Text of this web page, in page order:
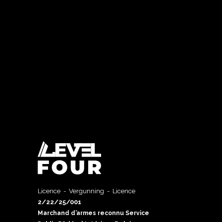
Licence - Vergunning - Licence
2/22/25/001
Marchand d’armes reconnu Service